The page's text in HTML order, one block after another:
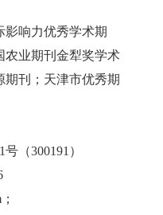
影响力优秀学术期
农业期刊金犁奖学术
期刊；天津市优秀期
（300191）